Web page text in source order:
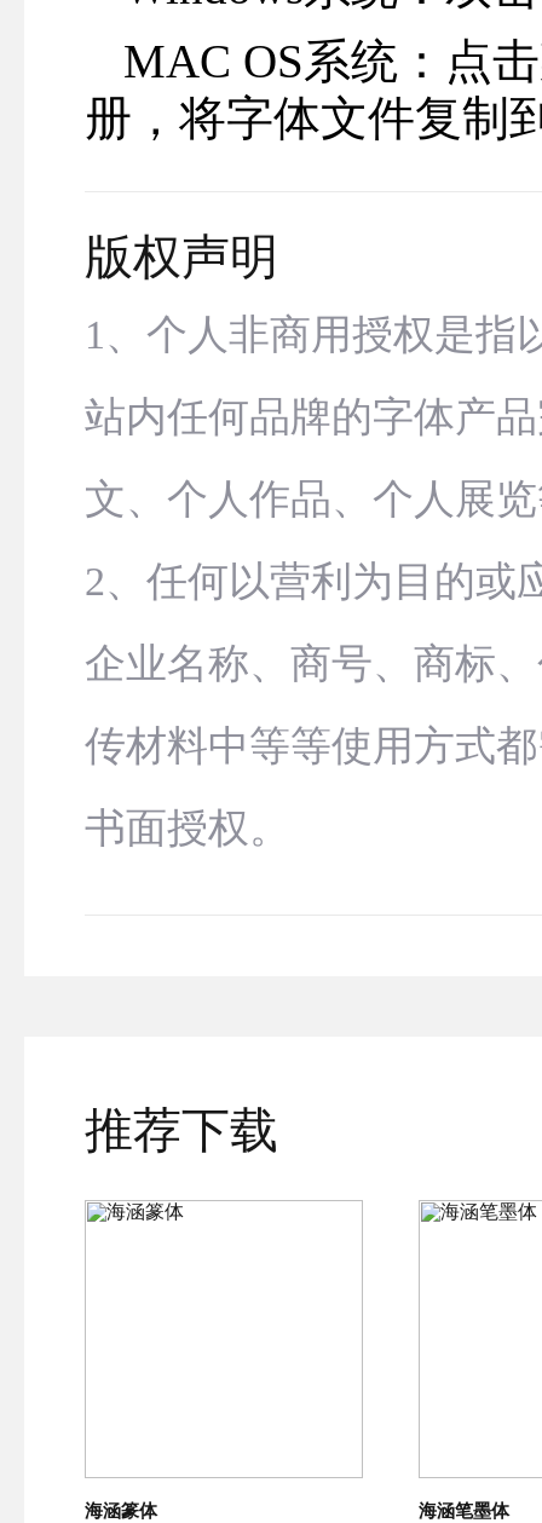
MAC OS系统：点
册，将字体文件复制
版权声明
1、个人非商用授权是指
站内任何品牌的字体产
文、个人作品、个人展
2、任何以营利为目的或
企业名称、商号、商标
传材料中等等使用方式
书面授权。
推荐下载
海涵篆体 海涵笔墨体